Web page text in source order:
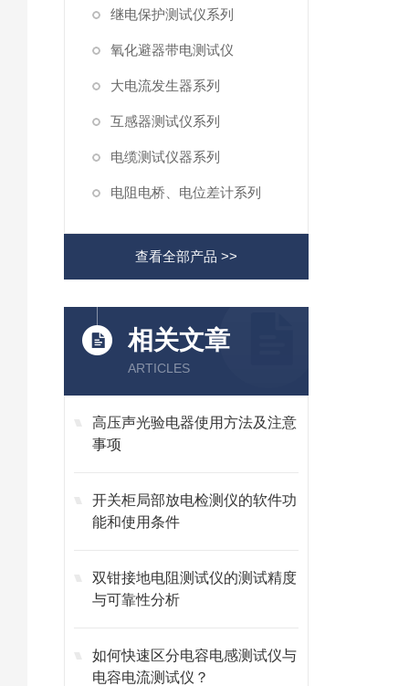
继电保护测试仪系列
氧化避器带电测试仪
大电流发生器系列
互感器测试仪系列
电缆测试仪器系列
电阻电桥、电位差计系列
查看全部产品 >>
相关文章
ARTICLES
高压声光验电器使用方法及注意
事项
开关柜局部放电检测仪的软件功
能和使用条件
双钳接地电阻测试仪的测试精度
与可靠性分析
如何快速区分电容电感测试仪与
电容电流测试仪？